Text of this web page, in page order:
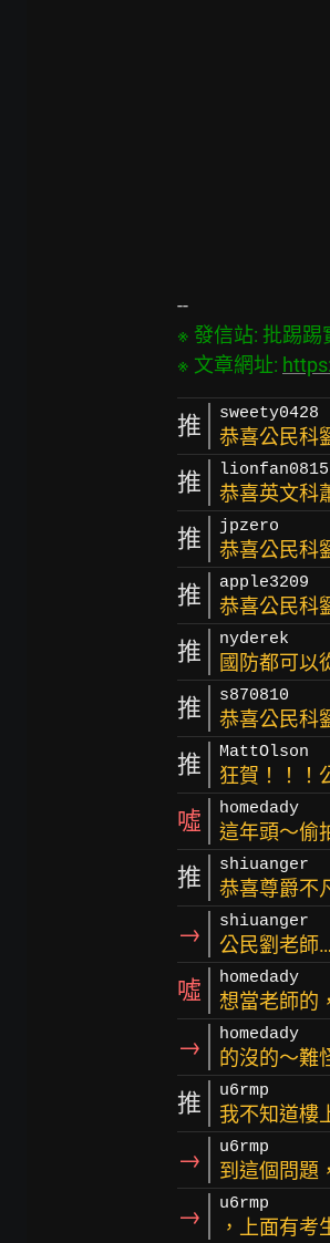
※ 發信站: 批踢
※ 文章網址:
推 sweety0428
恭喜公民科
推 lionfan0815
恭喜英文科
推 jpzero
恭喜公民科
推 apple3209
恭喜公民科
推 nyderek
國防都可以
推 s870810
恭喜公民科
推 MattOlson
狂賀！！！
噓 homedady
這年頭～偷
推 shiuanger
恭喜尊爵不
→ shiuanger
公民劉老師
噓 homedady
想當老師的
→ homedady
的沒的～難
推 u6rmp
我不知道樓
→ u6rmp
到這個問題
→ u6rmp
，上面有